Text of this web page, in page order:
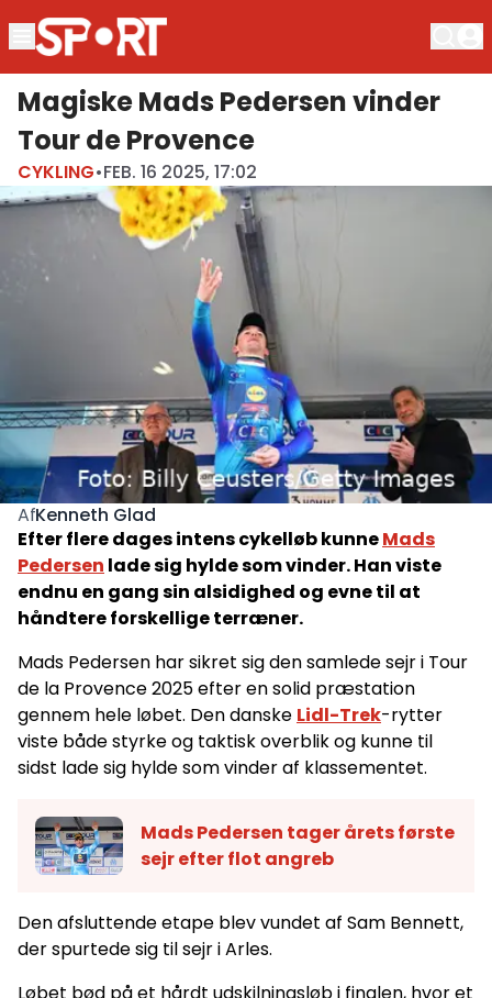
Magiske Mads Pedersen vinder
Tour de Provence
CYKLING•FEB. 16 2025, 17:02
AfKenneth Glad
Efter flere dages intens cykelløb kunneMads
Pedersen lade sig hylde som vinder. Han viste
endnu en gang sin alsidighed og evne til at
håndtere forskellige terræner.
Mads Pedersen har sikret sig den samlede sejr i Tour
de la Provence 2025 efter en solid præstation
gennem hele løbet. Den danske Lidl-Trek-rytter
viste både styrke og taktisk overblik og kunne til
sidst lade sig hylde som vinder af klassementet.
Mads Pedersen tager årets første
sejr efter flot angreb
Den afsluttende etape blev vundet af Sam Bennett,
der spurtede sig til sejr i Arles.